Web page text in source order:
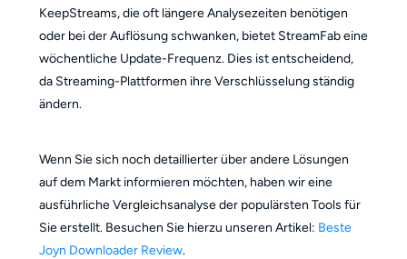
KeepStreams, die oft längere Analysezeiten benötigen
oder bei der Auflösung schwanken, bietet StreamFab eine
wöchentliche Update-Frequenz. Dies ist entscheidend,
da Streaming-Plattformen ihre Verschlüsselung ständig
ändern.
Wenn Sie sich noch detaillierter über andere Lösungen
auf dem Markt informieren möchten, haben wir eine
ausführliche Vergleichsanalyse der populärsten Tools für
Sie erstellt. Besuchen Sie hierzu unseren Artikel: Beste
Joyn Downloader Review.